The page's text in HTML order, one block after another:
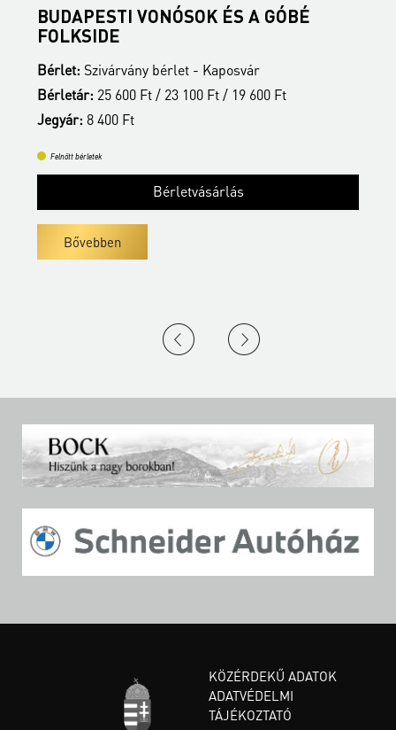
BUDAPESTI VONÓSOK ÉS A GÓBÉ
FOLKSIDE
Bérlet: Szivárvány bérlet - Kaposvár
Bérletár: 25 600 Ft / 23 100 Ft / 19 600 Ft
Jegyár: 8 400 Ft
Felnőtt bérletek
Bérletvásárlás
Bővebben
KÖZÉRDEKŰ ADATOK
ADATVÉDELMI
TÁJÉKOZTATÓ